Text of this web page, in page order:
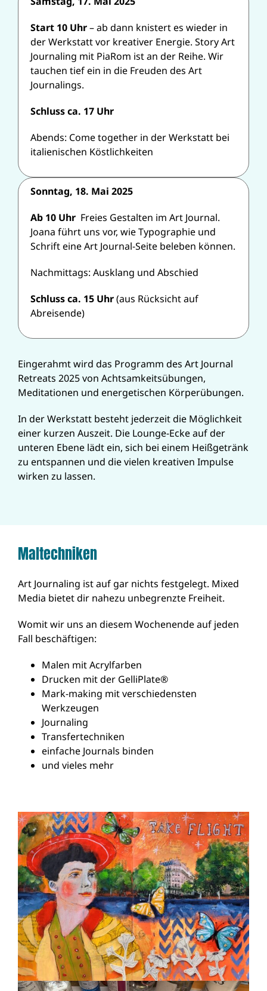
Start 10 Uhr– ab dann knistert es wieder in
der Werkstatt vor kreativer Energie. Story Art
Journaling mit PiaRom ist an der Reihe. Wir
tauchen tief ein in die Freuden des Art
Journalings.
Schluss ca. 17 Uhr
Abends: Come together in der Werkstatt bei
italienischen Köstlichkeiten
Sonntag, 18. Mai 2025
Ab 10 Uhr Freies Gestalten im Art Journal.
Joana führt uns vor, wie Typographie und
Schrift eine Art Journal-Seite beleben können.
Nachmittags: Ausklang und Abschied
Schluss ca. 15 Uhr(aus Rücksicht auf
Abreisende)
Eingerahmt wird das Programm des Art Journal
Retreats 2025 von Achtsamkeitsübungen,
Meditationen und energetischen Körperübungen.
In der Werkstatt besteht jederzeit die Möglichkeit
einer kurzen Auszeit. Die Lounge-Ecke auf der
unteren Ebene lädt ein, sich bei einem Heißgetränk
zu entspannen und die vielen kreativen Impulse
wirken zu lassen.
Maltechniken
Art Journaling ist auf gar nichts festgelegt. Mixed
Media bietet dir nahezu unbegrenzte Freiheit.
Womit wir uns an diesem Wochenende auf jeden
Fall beschäftigen:
Malen mit Acrylfarben
Drucken mit der GelliPlate®
Mark-making mit verschiedensten
Werkzeugen
Journaling
Transfertechniken
einfache Journals binden
und vieles mehr